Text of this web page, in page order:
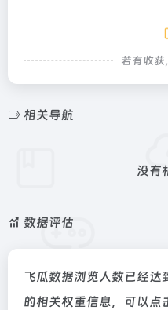
若有收获
相关导航
没有
数据评估
飞瓜数据浏览人数已经
的相关权重信息，可以点